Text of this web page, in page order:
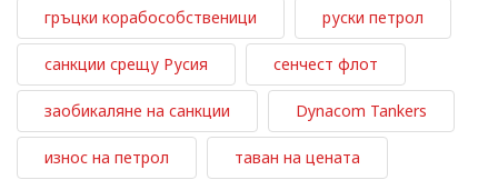
гръцки корабособственици руски петрол
санкции срещу Русия сенчест флот
заобикаляне на санкции Dynacom Tankers
износ на петрол таван на цената